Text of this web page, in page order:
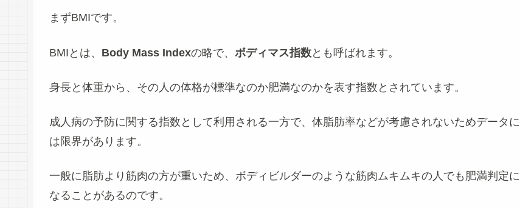
まずBMIです。
BMIとは、 Body Mass Indexの略で、 ボディマス指数とも呼ばれます。
身長と体重から、その人の体格が標準なのか肥満なのかを表す指数とされています。
成人病の予防に関する指数として利用される一方で、体脂肪率などが考慮されないためデータに
は限界があります。
一般に脂肪より筋肉の方が重いため、ボディビルダーのような筋肉ムキムキの人でも肥満判定に
なることがあるのです。